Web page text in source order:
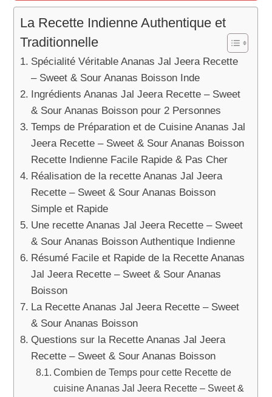
La Recette Indienne Authentique et
Traditionnelle
Spécialité Véritable Ananas Jal Jeera Recette
– Sweet & Sour Ananas Boisson Inde
Ingrédients Ananas Jal Jeera Recette – Sweet
& Sour Ananas Boisson pour 2 Personnes
Temps de Préparation et de Cuisine Ananas Jal
Jeera Recette – Sweet & Sour Ananas Boisson
Recette Indienne Facile Rapide & Pas Cher
Réalisation de la recette Ananas Jal Jeera
Recette – Sweet & Sour Ananas Boisson
Simple et Rapide
Une recette Ananas Jal Jeera Recette – Sweet
& Sour Ananas Boisson Authentique Indienne
Résumé Facile et Rapide de la Recette Ananas
Jal Jeera Recette – Sweet & Sour Ananas
Boisson
La Recette Ananas Jal Jeera Recette – Sweet
& Sour Ananas Boisson
Questions sur la Recette Ananas Jal Jeera
Recette – Sweet & Sour Ananas Boisson
Combien de Temps pour cette Recette de
cuisine Ananas Jal Jeera Recette – Sweet &